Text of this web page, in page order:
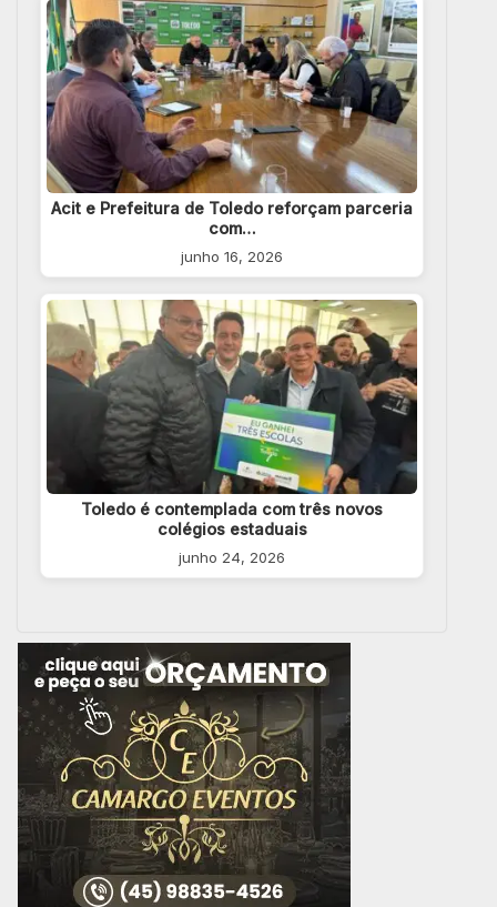
Acit e Prefeitura de Toledo reforçam parceria
com…
junho 16, 2026
Toledo é contemplada com três novos
colégios estaduais
junho 24, 2026